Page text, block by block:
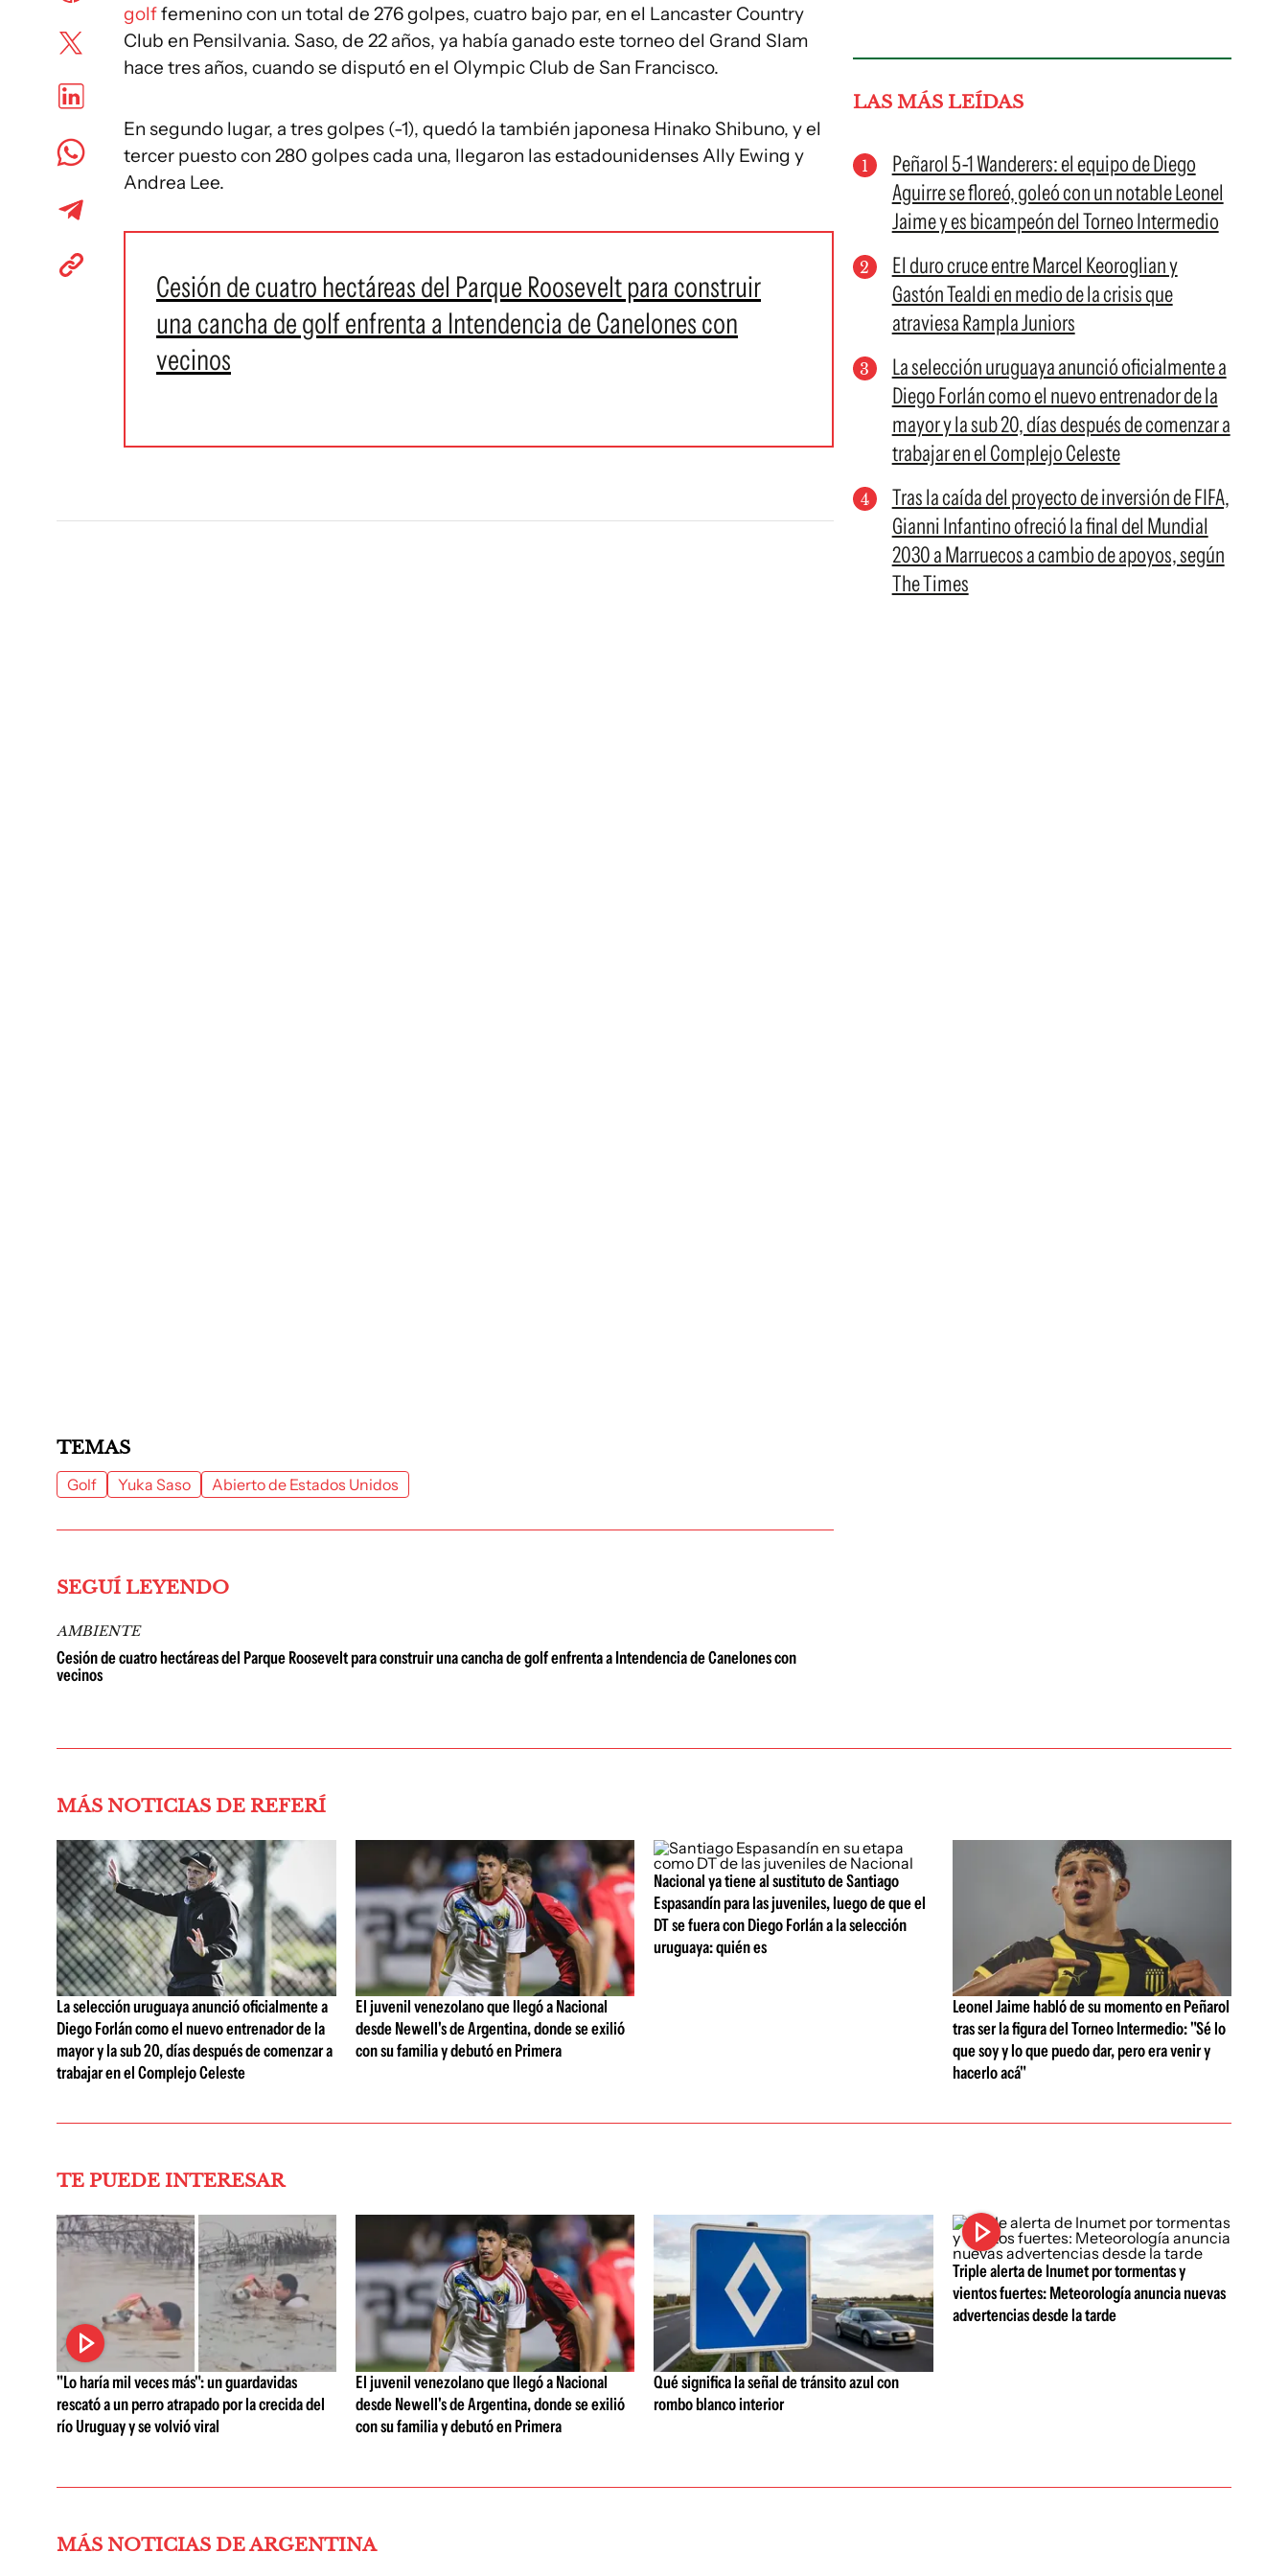
golffemenino con un total de 276 golpes, cuatro bajo par, en el Lancaster Country
Club en Pensilvania. Saso, de 22 años, ya había ganado este torneo del Grand Slam
hace tres años, cuando se disputó en el Olympic Club de San Francisco.
En segundo lugar, a tres golpes (-1), quedó la también japonesa Hinako Shibuno, y el
tercer puesto con 280 golpes cada una, llegaron las estadounidenses Ally Ewing y
Andrea Lee.
Cesión de cuatro hectáreas del Parque Roosevelt para construir
una cancha de golf enfrenta a Intendencia de Canelones con
vecinos
LAS MÁS LEÍDAS
Peñarol 5-1 Wanderers: el equipo de Diego
Aguirre se floreó, goleó con un notable Leonel
Jaime y es bicampeón del Torneo Intermedio
El duro cruce entre Marcel Keoroglian y
Gastón Tealdi en medio de la crisis que
atraviesa Rampla Juniors
La selección uruguaya anunció oficialmente a
Diego Forlán como el nuevo entrenador de la
mayor y la sub 20, días después de comenzar a
trabajar en el Complejo Celeste
Tras la caída del proyecto de inversión de FIFA,
Gianni Infantino ofreció la final del Mundial
2030 a Marruecos a cambio de apoyos, según
The Times
TEMAS
Golf Yuka Saso Abierto de Estados Unidos
SEGUÍ LEYENDO
AMBIENTE
Cesión de cuatro hectáreas del Parque Roosevelt para construir una cancha de golf enfrenta a Intendencia de Canelones con
vecinos
MÁS NOTICIAS DE REFERÍ
La selección uruguaya anunció oficialmente a
Diego Forlán como el nuevo entrenador de la
mayor y la sub 20, días después de comenzar a
trabajar en el Complejo Celeste
El juvenil venezolano que llegó a Nacional
desde Newell's de Argentina, donde se exilió
con su familia y debutó en Primera
Nacional ya tiene al sustituto de Santiago
Espasandín para las juveniles, luego de que el
DT se fuera con Diego Forlán a la selección
uruguaya: quién es
Leonel Jaime habló de su momento en Peñarol
tras ser la figura del Torneo Intermedio: "Sé lo
que soy y lo que puedo dar, pero era venir y
hacerlo acá"
TE PUEDE INTERESAR
"Lo haría mil veces más": un guardavidas
rescató a un perro atrapado por la crecida del
río Uruguay y se volvió viral
El juvenil venezolano que llegó a Nacional
desde Newell's de Argentina, donde se exilió
con su familia y debutó en Primera
Qué significa la señal de tránsito azul con
rombo blanco interior
Triple alerta de Inumet por tormentas y
vientos fuertes: Meteorología anuncia nuevas
advertencias desde la tarde
MÁS NOTICIAS DE ARGENTINA